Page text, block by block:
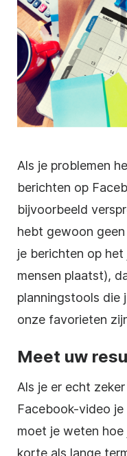
Als je problemen
berichten op
bijvoorbeeld
hebt gewoon
je berichten op
mensen plaatst),
planningstools die
onze favorieten
Meet uw
Als je er echt
Facebook-video
moet je weten
korte als lange